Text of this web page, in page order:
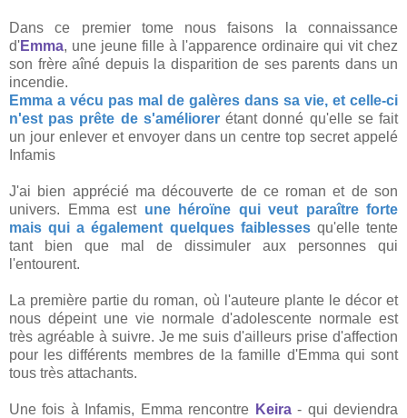
Dans ce premier tome nous faisons la connaissance
d'Emma, une jeune fille à l'apparence ordinaire qui vit chez
son frère aîné depuis la disparition de ses parents dans un
incendie.
Emma a vécu pas mal de galères dans sa vie, et celle-ci
n'est pas prête de s'améliorerétant donné qu'elle se fait
un jour enlever et envoyer dans un centre top secret appelé
Infamis
J'ai bien apprécié ma découverte de ce roman et de son
univers. Emma est une héroïne qui veut paraître forte
mais qui a également quelques faiblessesqu'elle tente
tant bien que mal de dissimuler aux personnes qui
l'entourent.
La première partie du roman, où l'auteure plante le décor et
nous dépeint une vie normale d'adolescente normale est
très agréable à suivre. Je me suis d'ailleurs prise d'affection
pour les différents membres de la famille d'Emma qui sont
tous très attachants.
Une fois à Infamis, Emma rencontre Keira- qui deviendra